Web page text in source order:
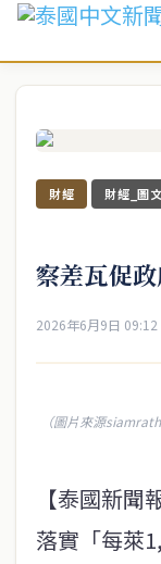
財經 財經_圖
察差瓦促
2026年6月9日 09:12
（圖片來源siamrath
【泰國新
落實「每萊